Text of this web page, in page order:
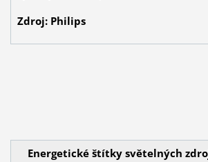
Zdroj: Philips
Energetické štítky světelných